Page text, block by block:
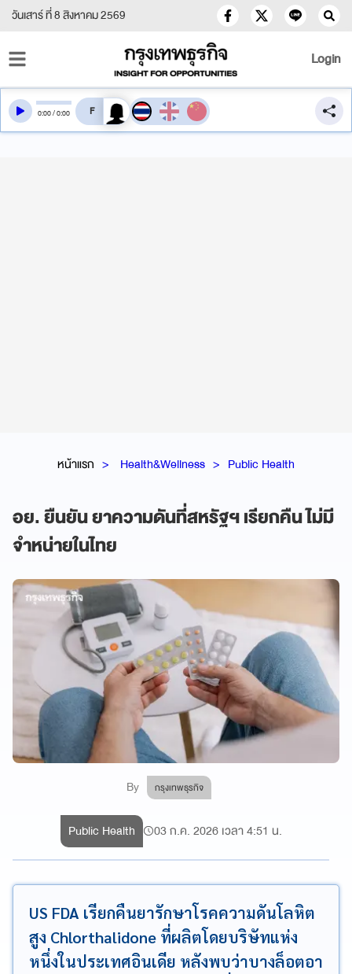
วันเสาร์ ที่ 8 สิงหาคม 2569
Login
หน้าแรก Health&Wellness Public Health
อย. ยืนยัน ยาความดันที่สหรัฐฯ เรียกคืน ไม่มี
จำหน่ายในไทย
By กรุงเทพธุรกิจ
0:00/0:00 สลับเสียงอ่าน
Public Health 03 ก.ค. 2026 เวลา 4:51 น.
US FDA เรียกคืนยารักษาโรคความดันโลหิต
สูง Chlorthalidone ที่ผลิตโดยบริษัทแห่ง
หนึ่งในประเทศอินเดีย หลังพบว่าบางล็อตอา